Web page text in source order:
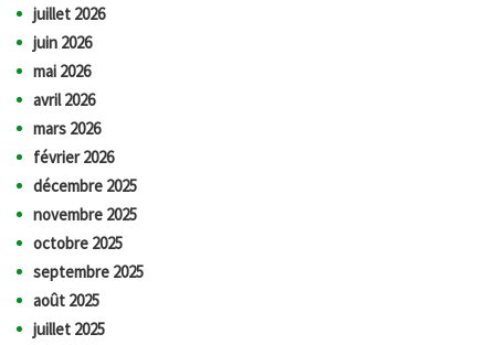
juillet 2026
juin 2026
mai 2026
avril 2026
mars 2026
février 2026
décembre 2025
novembre 2025
octobre 2025
septembre 2025
août 2025
juillet 2025